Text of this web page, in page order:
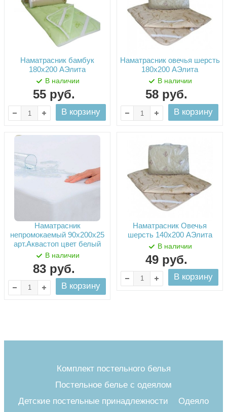
Наматрасник бамбук
180х200 АЭлита
В наличии
55руб.
В корзину
Наматрасник овечья шерсть
180х200 АЭлита
В наличии
58руб.
В корзину
Наматрасник
непромокаемый 90х200х25
арт.Аквастоп цвет белый
В наличии
83руб.
В корзину
Наматрасник Овечья
шерсть 140х200 АЭлита
В наличии
49руб.
В корзину
Комплект постельного белья
Постельное белье с одеялом
Детские постельные принадлежности
Одеяло